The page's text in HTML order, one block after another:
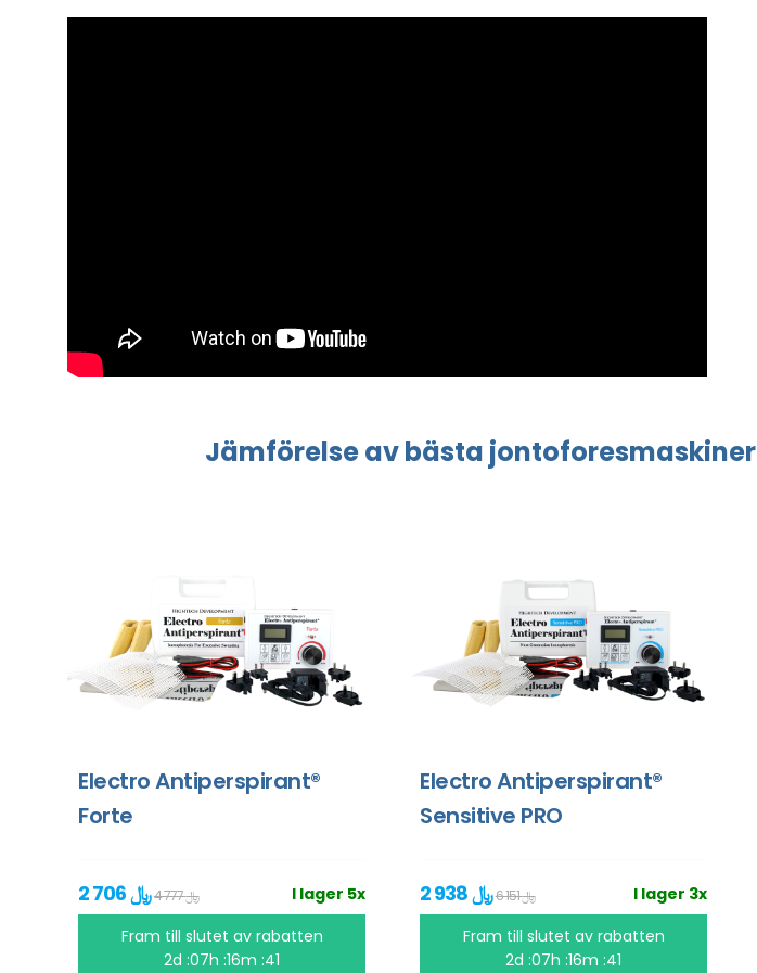
Jämförelseav bästa jontoforesmaskiner
Electro Antiperspirant®
Forte
I lager 5x 2 706 ﷼ 4 777 ﷼
Fram till slutet av rabatten
2d :07h :16m :40
Electro Antiperspirant®
Sensitive PRO
I lager 3x 2 938 ﷼ 6 151 ﷼
Fram till slutet av rabatten
2d :07h :16m :40